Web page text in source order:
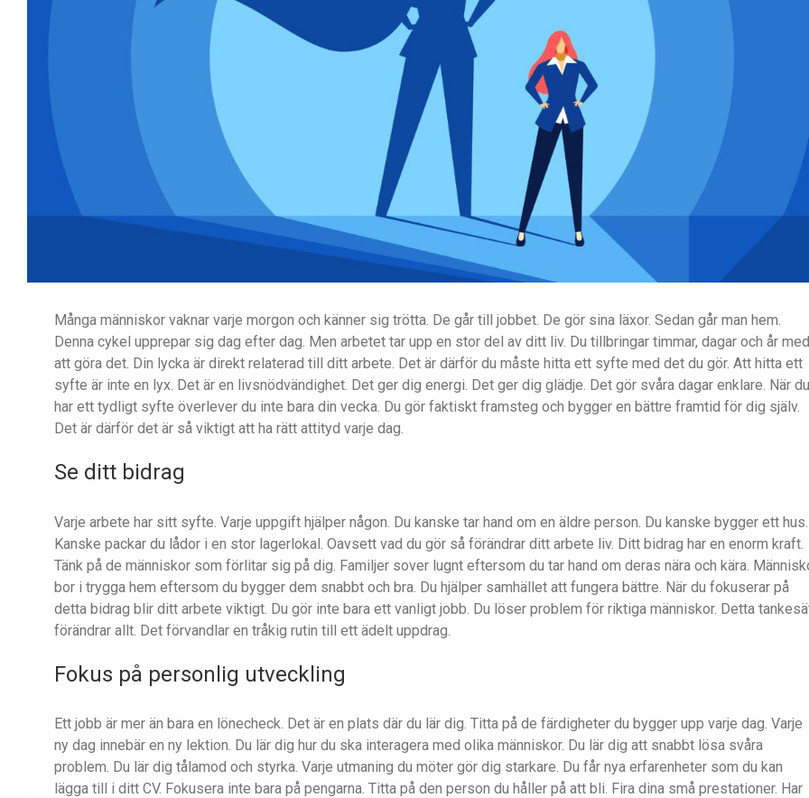
Många människor vaknar varje morgon och känner sig trötta. De går till jobbet. De gör sina läxor. Sedan går man hem.
Denna cykel upprepar sig dag efter dag. Men arbetet tar upp en stor del av ditt liv. Du tillbringar timmar, dagar och år med
att göra det. Din lycka är direkt relaterad till ditt arbete. Det är därför du måste hitta ett syfte med det du gör. Att hitta ett
syfte är inte en lyx. Det är en livsnödvändighet. Det ger dig energi. Det ger dig glädje. Det gör svåra dagar enklare. När du
har ett tydligt syfte överlever du inte bara din vecka. Du gör faktiskt framsteg och bygger en bättre framtid för dig själv.
Det är därför det är så viktigt att ha rätt attityd varje dag.
Se ditt bidrag
Varje arbete har sitt syfte. Varje uppgift hjälper någon. Du kanske tar hand om en äldre person. Du kanske bygger ett hus.
Kanske packar du lådor i en stor lagerlokal. Oavsett vad du gör så förändrar ditt arbete liv. Ditt bidrag har en enorm kraft.
Tänk på de människor som förlitar sig på dig. Familjer sover lugnt eftersom du tar hand om deras nära och kära.
bor i trygga hem eftersom du bygger dem snabbt och bra. Du hjälper samhället att fungera bättre. När du fokuserar på
detta bidrag blir ditt arbete viktigt. Du gör inte bara ett vanligt jobb. Du löser problem för riktiga människor. Detta
förändrar allt. Det förvandlar en tråkig rutin till ett ädelt uppdrag.
Fokus på personlig utveckling
Ett jobb är mer än bara en lönecheck. Det är en plats där du lär dig. Titta på de färdigheter du bygger upp varje dag. Varje
ny dag innebär en ny lektion. Du lär dig hur du ska interagera med olika människor. Du lär dig att snabbt lösa svåra
problem. Du lär dig tålamod och styrka. Varje utmaning du möter gör dig starkare. Du får nya erfarenheter som du kan
lägga till i ditt CV. Fokusera inte bara på pengarna. Titta på den person du håller på att bli. Fira dina små prestationer. Har